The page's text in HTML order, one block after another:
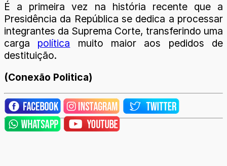
É a primeira vez na história recente que a
Presidência da República se dedica a processar
integrantes da Suprema Corte, transferindo uma
carga política muito maior aos pedidos de
destituição.
(Conexão Politica)